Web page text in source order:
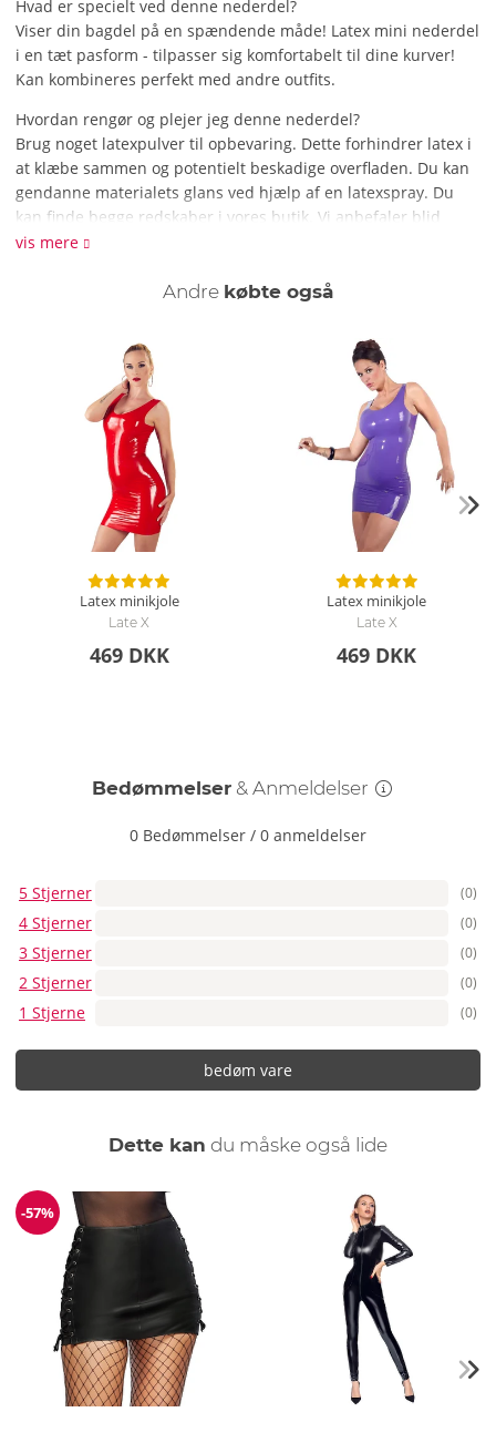
Hvad er specielt ved denne nederdel?
Viser din bagdel på en spændende måde! Latex mini nederdel
i en tæt pasform - tilpasser sig komfortabelt til dine kurver!
Kan kombineres perfekt med andre outfits.
Hvordan rengør og plejer jeg denne nederdel?
Brug noget latexpulver til opbevaring. Dette forhindrer latex i
at klæbe sammen og potentielt beskadige overfladen. Du kan
gendanne materialets glans ved hjælp af en latexspray. Du
kan finde begge redskaber i vores butik. Vi anbefaler blid
håndvask med mildt rengøringsmiddel til rengøring.
vis mere
Andre købte også
Latex minikjole
Late X
469 DKK
Latex minikjole
Late X
469 DKK
Bedømmelser & Anmeldelser
0 Bedømmelser / 0 anmeldelser
5 Stjerner (0)
4 Stjerner (0)
3 Stjerner (0)
2 Stjerner (0)
1 Stjerne (0)
bedøm vare
Dette kan du måske også lide
Rabat
-57%